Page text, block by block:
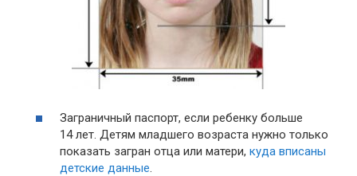
Заграничный паспорт, если ребенку больше
14 лет. Детям младшего возраста нужно только
показать загран отца или матери, куда вписаны
детские данные.